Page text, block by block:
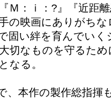
Ｍ：ｉ：?』『近距
の映画にありがち
固い絆を育んでい
切なものを守るた
なる。
本作の製作総指揮